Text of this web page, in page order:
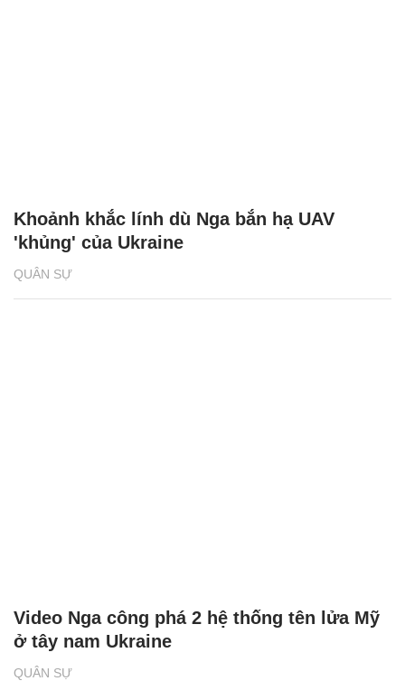
QUÂN SỰ
Khoảnh khắc lính dù Nga bắn hạ UAV
'khủng' của Ukraine
QUÂN SỰ
Video Nga công phá 2 hệ thống tên lửa Mỹ
ở tây nam Ukraine